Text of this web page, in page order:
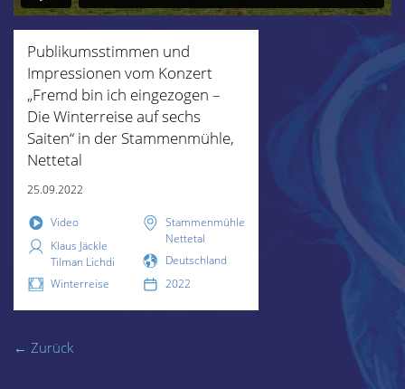
Publikumsstimmen und
Impressionen vom Konzert
„Fremd bin ich eingezogen –
Die Winterreise auf sechs
Saiten“ in der Stammenmühle,
Nettetal
25.09.2022
Video
Klaus Jäckle
Tilman Lichdi
Winterreise
Stammenmühle
Nettetal
Deutschland
2022
← Zurück